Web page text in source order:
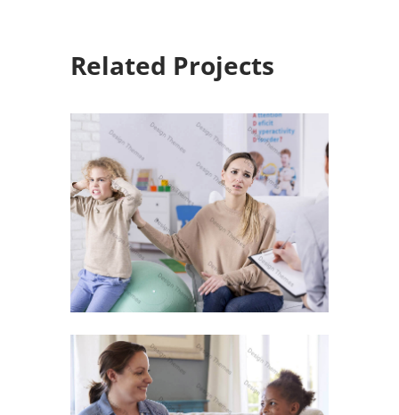
Related Projects